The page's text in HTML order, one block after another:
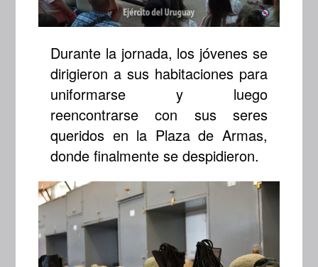
Durante la jornada, los jóvenes se
dirigieron a sus habitaciones para
uniformarse y luego
reencontrarse con sus seres
queridos en la Plaza de Armas,
donde finalmente se despidieron.